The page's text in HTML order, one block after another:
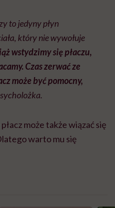
to jedyny płyn
który nie wywołuje
wstydzimy się płaczu,
Czas zerwać ze
może być pomocny,
może także wiązać się
warto mu się